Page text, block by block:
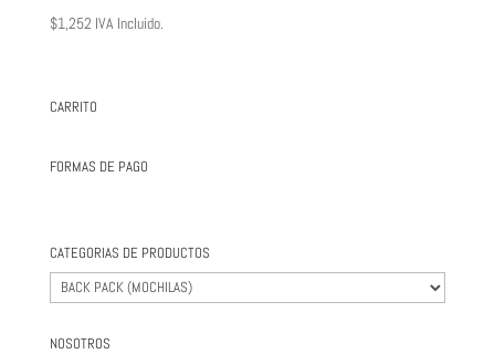
$1,252 IVA Incluido.
CARRITO
FORMAS DE PAGO
CATEGORIAS DE PRODUCTOS
NOSOTROS